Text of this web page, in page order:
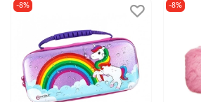
-8% -8%